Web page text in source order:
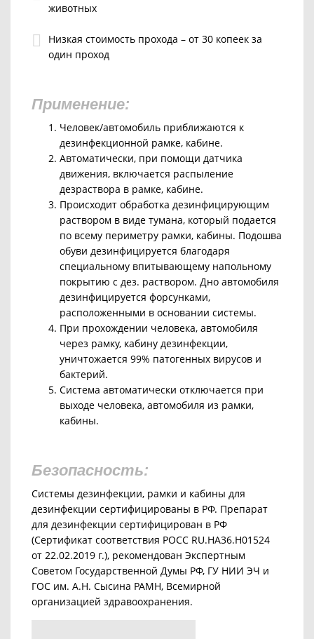
животных
Низкая стоимость прохода – от 30 копеек за
один проход
Применение:
Человек/автомобиль приближаются к
дезинфекционной рамке, кабине.
Автоматически, при помощи датчика
движения, включается распыление
дезраствора в рамке, кабине.
Происходит обработка дезинфицирующим
раствором в виде тумана, который подается
по всему периметру рамки, кабины. Подошва
обуви дезинфицируется благодаря
специальному впитывающему напольному
покрытию с дез. раствором. Дно автомобиля
дезинфицируется форсунками,
расположенными в основании системы.
При прохождении человека, автомобиля
через рамку, кабину дезинфекции,
уничтожается 99% патогенных вирусов и
бактерий.
Система автоматически отключается при
выходе человека, автомобиля из рамки,
кабины.
Безопасность:
Системы дезинфекции, рамки и кабины для
дезинфекции сертифицированы в РФ. Препарат
для дезинфекции сертифицирован в РФ
(Сертификат соответствия РОСС RU.HA36.H01524
от 22.02.2019 г.), рекомендован Экспертным
Советом Государственной Думы РФ, ГУ НИИ ЭЧ и
ГОС им. А.Н. Сысина РАМН, Всемирной
организацией здравоохранения.